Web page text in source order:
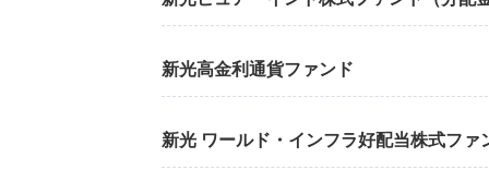
新光高金利通貨ファンド
新光 ワールド・インフラ好配当株式ファ